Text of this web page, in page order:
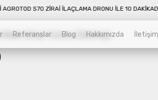
! YENI AGROTOD S70 ZIRAI İLAÇLAMA
Referanslar Blog Hakkımızda İletişim